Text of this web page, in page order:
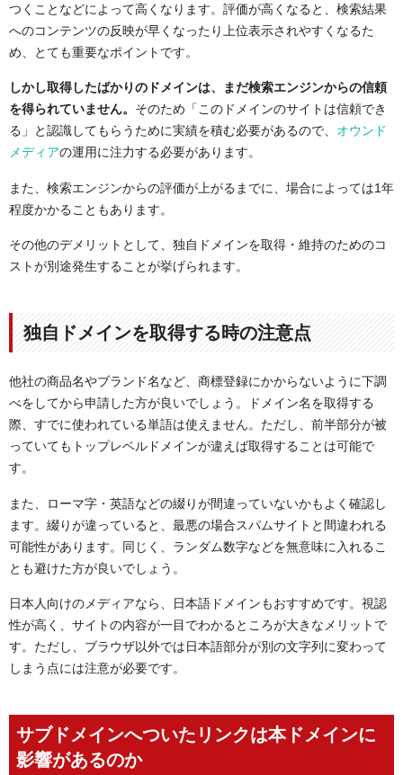
つくことなどによって高くなります。評価が高くなると、検索結果
へのコンテンツの反映が早くなったり上位表示されやすくなるた
め、とても重要なポイントです。
しかし取得したばかりのドメインは、まだ検索エンジンからの信頼
を得られていません。 そのため「このドメインのサイトは信頼でき
る」と認識してもらうために実績を積む必要があるので、 オウンド
メディアの運用に注力する必要があります。
また、検索エンジンからの評価が上がるまでに、場合によっては1年
程度かかることもあります。
その他のデメリットとして、独自ドメインを取得・維持のためのコ
ストが別途発生することが挙げられます。
独自ドメインを取得する時の注意点
他社の商品名やブランド名など、商標登録にかからないように下調
べをしてから申請した方が良いでしょう。ドメイン名を取得する
際、すでに使われている単語は使えません。ただし、前半部分が被
っていてもトップレベルドメインが違えば取得することは可能で
す。
また、ローマ字・英語などの綴りが間違っていないかもよく確認し
ます。綴りが違っていると、最悪の場合スパムサイトと間違われる
可能性があります。同じく、ランダム数字などを無意味に入れるこ
とも避けた方が良いでしょう。
日本人向けのメディアなら、日本語ドメインもおすすめです。視認
性が高く、サイトの内容が一目でわかるところが大きなメリットで
す。ただし、ブラウザ以外では日本語部分が別の文字列に変わって
しまう点には注意が必要です。
サブドメインへついたリンクは本ドメインに
影響があるのか